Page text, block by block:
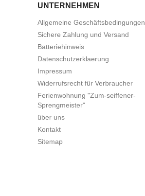
UNTERNEHMEN
Allgemeine Geschäftsbedingungen
Sichere Zahlung und Versand
Batteriehinweis
Datenschutzerklaerung
Impressum
Widerrufsrecht für Verbraucher
Ferienwohnung "Zum-seiffener-
Sprengmeister"
über uns
Kontakt
Sitemap